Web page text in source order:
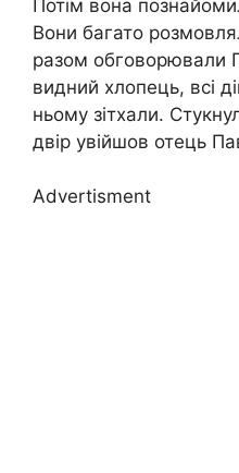
Потім вона
Вони багато
разом обговорювали
видний хлопець, всі
ньому зітхали.
двір увійшов отець
Advertisment